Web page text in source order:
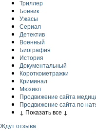
Триллер
Боевик
Ужасы
Сериал
Детектив
Военный
Биография
История
Документальный
Короткометражки
Криминал
Мюзикл
Продвижение сайта
Продвижение сайта по
↓ Показать все ↓
Ждут отзыва